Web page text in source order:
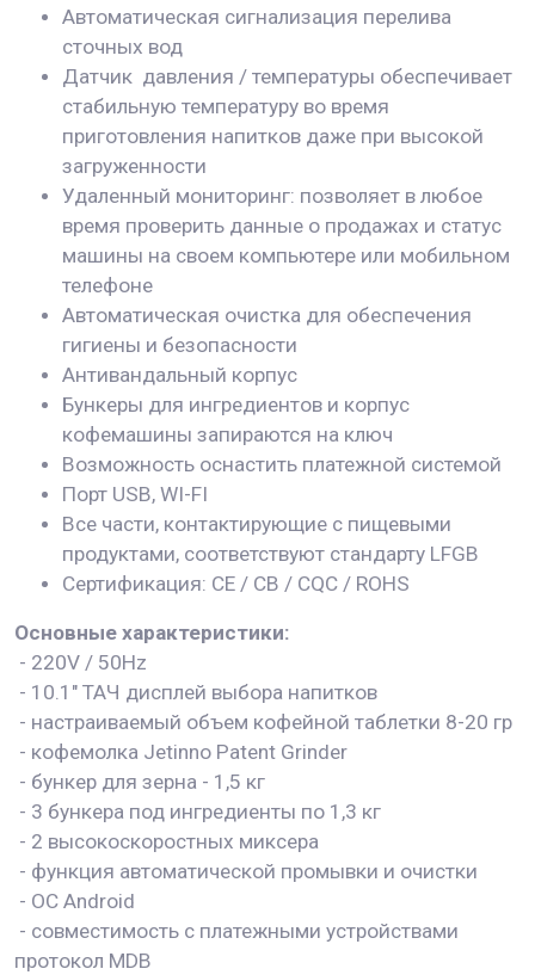
Автоматическая сигнализация перелива
сточных вод
Датчик давления / температуры обеспечивает
стабильную температуру во время
приготовления напитков даже при высокой
загруженности
Удаленный мониторинг: позволяет в любое
время проверить данные о продажах и статус
машины на своем компьютере или мобильном
телефоне
Автоматическая очистка для обеспечения
гигиены и безопасности
Антивандальный корпус
Бункеры для ингредиентов и корпус
кофемашины запираются на ключ
Возможность оснастить платежной системой
Порт USB, WI-FI
Все части, контактирующие с пищевыми
продуктами, соответствуют стандарту LFGB
Сертификация: CE / CB / CQC / ROHS
Основные характеристики:
- 220V / 50Hz
- 10.1" ТАЧ дисплей выбора напитков
- настраиваемый объем кофейной таблетки 8-20 гр
- кофемолка Jetinno Patent Grinder
- бункер для зерна - 1,5 кг
- 3 бункера под ингредиенты по 1,3 кг
- 2 высокоскоростных миксера
- функция автоматической промывки и очистки
- ОС Android
- совместимость с платежными устройствами
протокол MDB